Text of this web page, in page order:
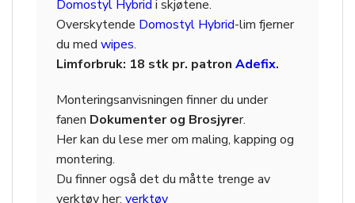
Domostyl Hybrid i skjøtene.
Overskytende Domostyl Hybrid-lim fjerner
du med wipes.
Limforbruk: 18 stk pr. patron Adefix.
Monteringsanvisningen finner du under
fanen Dokumenter og Brosjyrer.
Her kan du lese mer om maling, kapping og
montering.
Du finner også det du måtte trenge av
verktøy her: verktøy